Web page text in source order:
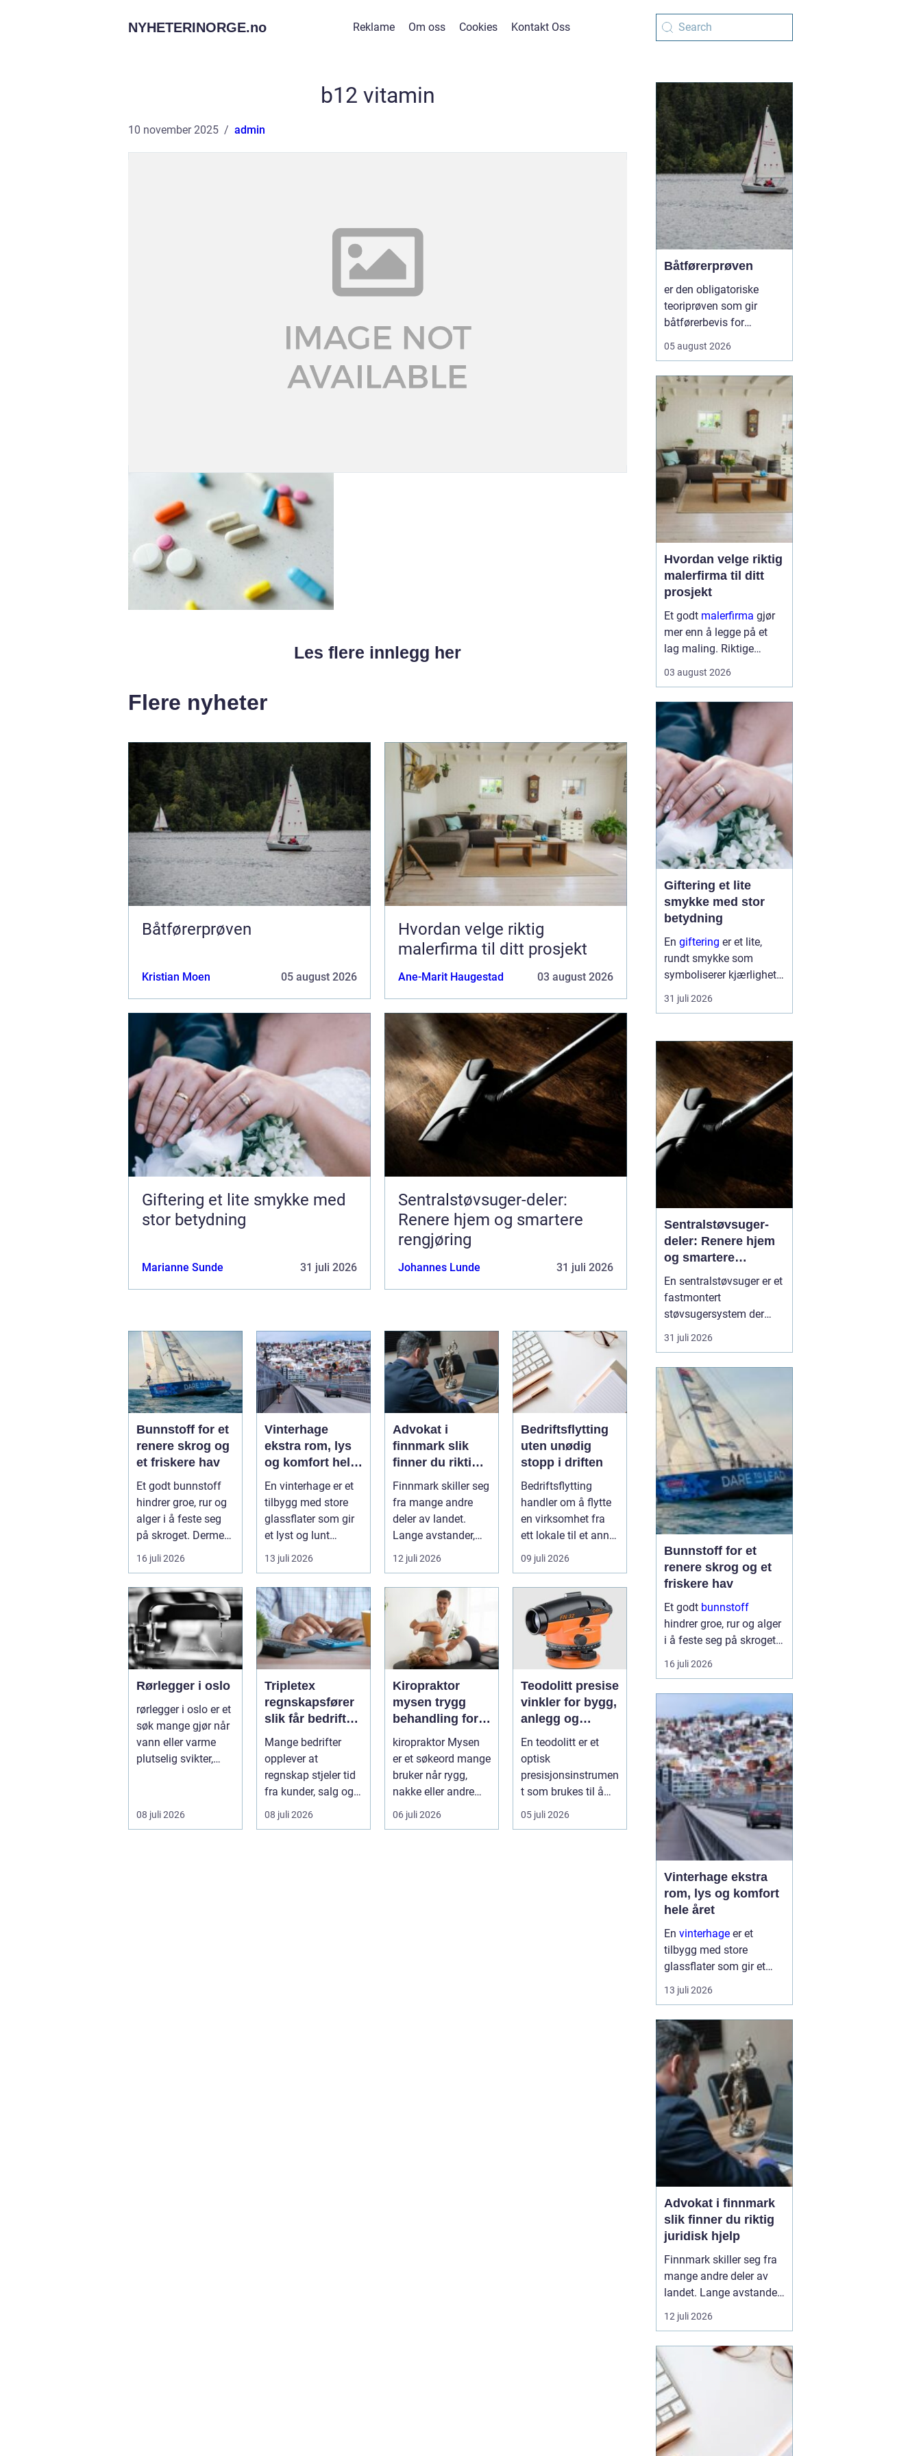
NYHETERINORGE.no Reklame Om oss Cookies Kontakt Oss
b12 vitamin
10 november 2025 admin
Les flere innlegg her
Flere nyheter
Båtførerprøven
Kristian Moen 05 august 2026
Hvordan velge riktig
malerfirma til ditt prosjekt
Ane-Marit Haugestad 03 august 2026
Giftering et lite smykke med
stor betydning
Marianne Sunde 31 juli 2026
Sentralstøvsuger-deler:
Renere hjem og smartere
rengjøring
Johannes Lunde 31 juli 2026
Bunnstoff for et
renere skrog og
et friskere hav
Et godt bunnstoff
hindrer groe, rur og
alger i å feste seg
på skroget. Dermed
holder båten bedre
far...
16 juli 2026
Vinterhage
ekstra rom, lys
og komfort hele
året
En vinterhage er et
tilbygg med store
glassflater som gir
et lyst og lunt
oppholdsrom nær
hagen, ogs...
13 juli 2026
Advokat i
finnmark slik
finner du riktig
juridisk hjelp
Finnmark skiller seg
fra mange andre
deler av landet.
Lange avstander,
små lokalsamfunn,
sterk tilkn...
12 juli 2026
Bedriftsflytting
uten unødig
stopp i driften
Bedriftsflytting
handler om å flytte
en virksomhet fra
ett lokale til et annet
med minst mulig...
09 juli 2026
Rørlegger i oslo
rørlegger i oslo er et
søk mange gjør når
vann eller varme
plutselig svikter,
08 juli 2026
Tripletex
regnskapsfører
slik får bedriften
mer ut av
regnskapet
Mange bedrifter
opplever at
regnskap stjeler tid
fra kunder, salg og
utvikling av
virksomheten.
08 juli 2026
Kiropraktor
mysen trygg
behandling for
rygg, nakke og
ledd
kiropraktor Mysen
er et søkeord mange
bruker når rygg,
nakke eller andre
muskel og
leddplager begynn...
06 juli 2026
Teodolitt presise
vinkler for bygg,
anlegg og
kartlegging
En teodolitt er et
optisk
presisjonsinstrumen
t som brukes til å
måle horisontale og
vertikale vinkle...
05 juli 2026
Båtførerprøven
er den obligatoriske
teoriprøven som gir
båtførerbevis for
dokumenterer at føreren
sjøvett, navigasjon, lover
og regler, samt sikkerhet
om bord. For alle som vil
bruke motorbåt lovlig og
trygt, er dette et...
05 august 2026
Hvordan velge riktig
malerfirma til ditt
prosjekt
Et godt malerfirma gjør
mer enn å legge på et
lag maling. Riktige
levetiden på bygget,
og spare både tid og
penger. Samtidig kan feil
valg gi ekstra
kostnader,...
03 august 2026
Giftering et lite
smykke med stor
betydning
En giftering er et lite,
rundt smykke som
symboliserer kjærlighet,
troskap og felles
framtid. Ringen bæres
og blir en synlig
påminnelse om løftet to
mennesker ...
31 juli 2026
Sentralstøvsuger-
deler: Renere hjem
og smartere
rengjøring
En sentralstøvsuger er et
fastmontert
støvsugersystem der
motor og beholder står i
bod, garasje eller teknisk
sugekontakter finnes i
veggene rundt i boligen.
Du kobler bare slangen
til en kontakt, og støvet
transp...
31 juli 2026
Bunnstoff for et
renere skrog og et
friskere hav
Et godt bunnstoff
hindrer groe, rur og alger
i å feste seg på skroget.
Dermed holder båten
bedre fart, bruker mindre
mindre vedlikehold på
land. Samtidig begynner
flere båteiere ...
16 juli 2026
Vinterhage ekstra
rom, lys og komfort
hele året
En vinterhage er et
tilbygg med store
glassflater som gir et
lyst og lunt oppholdsrom
nær hagen, også når
fungere som en ekstra
stue, spiseplass eller
stille son...
13 juli 2026
Advokat i finnmark
slik finner du riktig
juridisk hjelp
Finnmark skiller seg fra
mange andre deler av
landet. Lange avstander,
små lokalsamfunn, sterk
tilknytning til natur og
rettigheter gjør at mange
juridiske spørsmål får en
ekstra dimensjon. Når en
privatperson eller en
bedrift i...
12 juli 2026